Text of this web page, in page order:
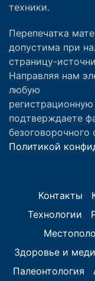
техники.
Перепечатка
допустима при
страницу-
Направляя нам
любую
подтверждаете
безоговорочного
Политикой
Контакты
Технологии
Здоровье и
Палеонтология